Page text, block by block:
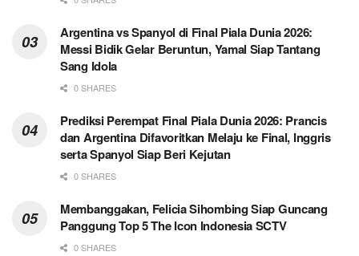
Argentina vs Spanyol di Final Piala Dunia 2026:
Messi Bidik Gelar Beruntun, Yamal Siap Tantang
Sang Idola
0 SHARES
Prediksi Perempat Final Piala Dunia 2026: Prancis
dan Argentina Difavoritkan Melaju ke Final, Inggris
serta Spanyol Siap Beri Kejutan
0 SHARES
Membanggakan, Felicia Sihombing Siap Guncang
Panggung Top 5 The Icon Indonesia SCTV
0 SHARES